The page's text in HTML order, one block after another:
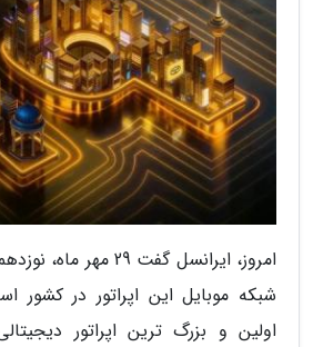
امروز، ایرانسل گفت 29
شبکه موبایل این اپراتور در کشور
اولین و بزرگ ترین اپراتور